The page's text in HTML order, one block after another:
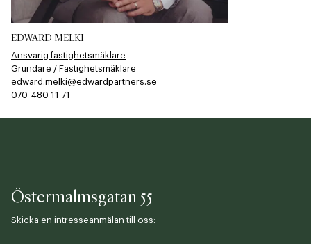
EDWARD MELKI
Ansvarig fastighetsmäklare
Grundare / Fastighetsmäklare
edward.melki@edwardpartners.se
070-480 11 71​​​​‌ ‍ ​‍​‍‌‍ ‌ ​‍‌‍‍‌‌‍‌ ‌‍‍‌‌‍ ‍​‍​‍​ ‍‍​‍​‍‌ ​ ‌‍​‌‌‍ ‍‌‍‍‌‌ ‌​‌ ‍‌​‍ ‍‌‍‍‌‌‍ ​‍​‍​‍ ​​‍​‍‌‍‍​‌ ​‍‌‍‌‌‌‍‌‍​‍​‍​ ‍‍​‍​‍​‍ ‌ ​ ‌ ‌​‌ ‌‌‌‍‌​‌‍‍‌‌‍ ​‍ ‌‍‍‌‌‍ ‍‌ ‌​‌‍‌‌‌‍ ‍‌ ‌​​‍ ‌‍‌‌‌‍‌​‌‍‍‌‌ ‌​​‍ ‌‍ ‌‌‍ ‌‍‌​‌‍‌‌​ ‌‌ ​​‌ ​‍‌‍‌‌‌ ​ ‌‍‌‌‌‍ ‍‌ ‌​‌‍​‌‌ ‌​‌‍‍‌‌‍ ‌‍ ‍​ ‍ ‌‍‍‌‌‍‌​​ ‌‌​‍​‌​​‌‌​ ‍​ ​‌​ ​‌​ ‌​​ ​‌​ ‌ ‌‌ ‌​‌‌‌​ ‌​ ‍ ‌ ‌​‌ ‍‌‌ ​​‌‍‌‌​ ‌‌‍‌‌‌‍ ‌‌ ​​‌‍ ​‌‍ ‌ ‍‌‌‍‌‌‌‍‌‌​ ‍ ‌ ​​‌‍​‌‌ ‌​‌‍‍​​ ‌‌‍​ ‌ ​‍‌‍ ‌​‍ ‍‌‍​ ‌‍‌‌‌‍ ​‌‍ ​‌‌​​‌‍‍​‌‍ ‌‍ ‍‌‍‌‌​ ‌‍​‍‌‍​‌‌ ​ ‌‍‌‌‌‌‌‌‌ ​‍‌‍ ​​ ‌​‍‌‌​ ​‍‌​‌‍‌ ​ ‌ ‌​‌ ‌‌‌‍‌​‌‍‍‌‌‍ ​‍‌‍‌‍‍‌‌‍‌​​ ‌‌​‍​‌​​‌‌​ ‍​ ​‌​ ​‌​ ‌​​ ​‌​ ‌ ‌‌ ‌​‌‌‌​ ‌​‍‌‍‌ ‌​‌ ‍‌‌ ​​‌‍‌‌​ ‌‌‍‌‌‌‍ ‌‌ ​​‌‍ ​‌‍ ‌ ‍‌‌‍‌‌‌‍‌‌​‍‌‍‌ ​​‌‍​‌‌ ‌​‌‍‍​​ ‌‌‍​ ‌ ​‍‌‍ ‌​‍ ‍‌‍​ ‌‍‌‌‌‍ ​‌‍ ​‌‌​​‌‍‍​‌‍ ‌‍ ‍‌‍‌‌​‍‌‍‌‍‍‌‌ ​ ‌​‌​‌ ​‍‌‍​‌‌‍‌‍‌ ‌​​ ‌​‍​‍‌ ‌
Östermalmsgatan 55
Skicka en intresseanmälan till oss: